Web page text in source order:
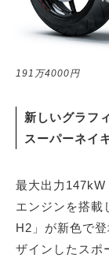
191万4000円
新しいグラフ
スーパーネイ
最大出力
エンジンを搭載
H2」が新色で
ザインしたスポ